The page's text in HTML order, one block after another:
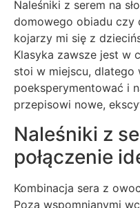
Naleśniki z serem na
domowego obiadu czy
kojarzy mi się z
Klasyka zawsze jest w
stoi w miejscu, dlatego
poeksperymentować i
przepisowi nowe,
Naleśniki z
połączenie
Kombinacja sera z
Poza wspomnianymi